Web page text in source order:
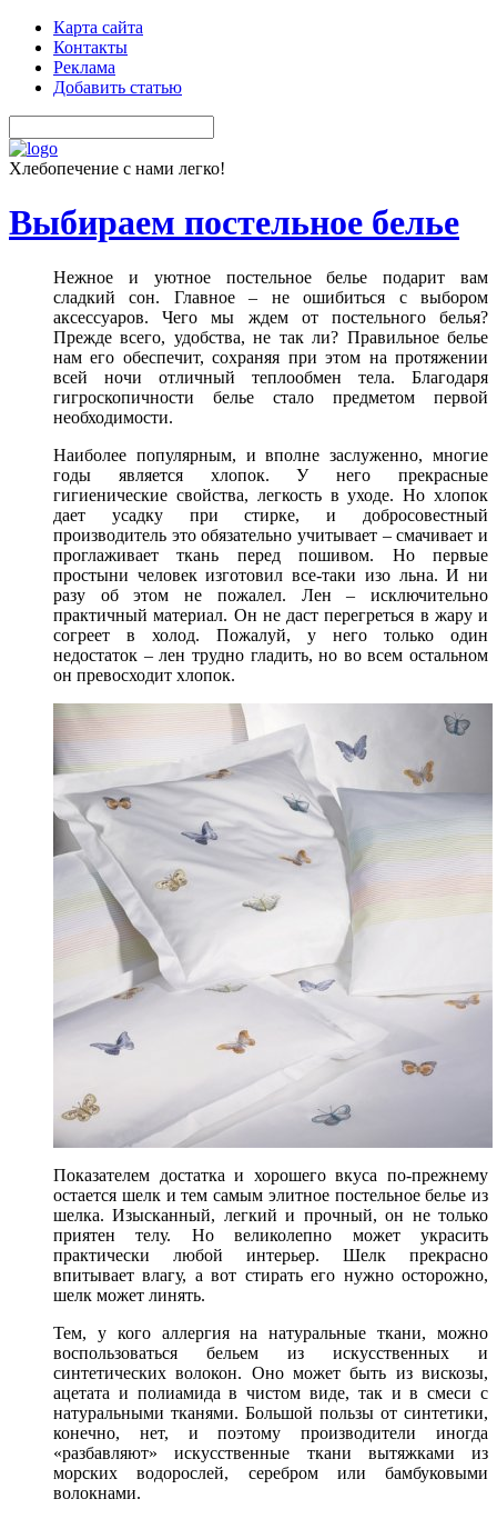
Карта сайта
Контакты
Реклама
Добавить статью
Хлебопечение с нами легко!
Выбираем постельное белье
Нежное и уютное постельное белье подарит вам
сладкий сон. Главное – не ошибиться с выбором
аксессуаров. Чего мы ждем от постельного белья?
Прежде всего, удобства, не так ли? Правильное белье
нам его обеспечит, сохраняя при этом на протяжении
всей ночи отличный теплообмен тела. Благодаря
гигроскопичности белье стало предметом первой
необходимости.
Наиболее популярным, и вполне заслуженно, многие
годы является хлопок. У него прекрасные
гигиенические свойства, легкость в уходе. Но хлопок
дает усадку при стирке, и добросовестный
производитель это обязательно учитывает – смачивает и
проглаживает ткань перед пошивом. Но первые
простыни человек изготовил все-таки изо льна. И ни
разу об этом не пожалел. Лен – исключительно
практичный материал. Он не даст перегреться в жару и
согреет в холод. Пожалуй, у него только один
недостаток – лен трудно гладить, но во всем остальном
он превосходит хлопок.
Показателем достатка и хорошего вкуса по-прежнему
остается шелк и тем самым элитное постельное белье из
шелка. Изысканный, легкий и прочный, он не только
приятен телу. Но великолепно может украсить
практически любой интерьер. Шелк прекрасно
впитывает влагу, а вот стирать его нужно осторожно,
шелк может линять.
Тем, у кого аллергия на натуральные ткани, можно
воспользоваться бельем из искусственных и
синтетических волокон. Оно может быть из вискозы,
ацетата и полиамида в чистом виде, так и в смеси с
натуральными тканями. Большой пользы от синтетики,
конечно, нет, и поэтому производители иногда
«разбавляют» искусственные ткани вытяжками из
морских водорослей, серебром или бамбуковыми
волокнами.